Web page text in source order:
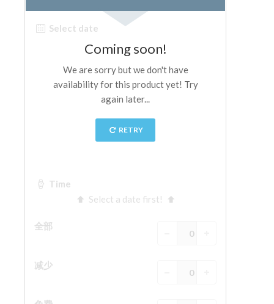
考古学博物馆
宝石加工博物馆
伽利略博物馆
Boboli Gardens
Vasari Corridor
圣十字教堂
Only Tickets Fast Track Entrance